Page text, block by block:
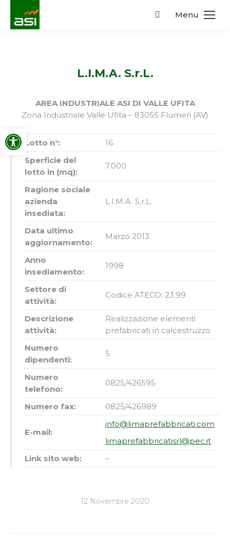
Apri la barra degli strumenti
Menu
Search:
L.I.M.A. S.r.L.
AREA INDUSTRIALE ASI DI VALLE UFITA
Zona Industriale Valle Ufita – 83055 Flumeri (AV)
Lotto n°:
16
Sperficie del
lotto in (mq):
7.000
Ragione sociale
azienda
insediata:
L.I.M.A. S.r.L.
Data ultimo
aggiornamento:
Marzo 2013
Anno
insediamento:
1998
Settore di
attività:
Codice ATECO: 23.99
Descrizione
attività:
Realizzazione elementi
prefabricati in calcestruzzo
Numero
dipendenti:
5
Numero
telefono:
0825/426595
Numero fax: 0825/426989
E-mail:
info@limaprefabbricati.com
limaprefabbricatisrl@pec.it
Link sito web:
–
12 Novembre 2020